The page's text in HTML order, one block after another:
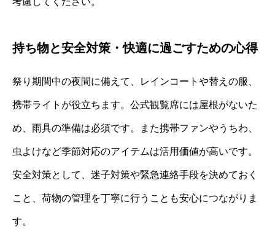
持ち物と安全対策・快適に過ごすための心得
祭り期間中の夜間に備えて、レインコートや替えの服、
携帯ライトが役立ちます。公式観覧席には屋根がないた
め、雨具の準備は必須です。また携帯ファンやうちわ、
虫よけなど季節対応のアイテムは活用価値が高いです。
安全対策として、迷子対策や緊急連絡手段を決めておく
こと、荷物の管理を丁寧に行うことも安心につながりま
す。